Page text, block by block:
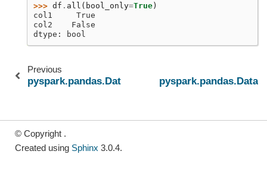
>>> df . all ( bool_only=True)
col1     True
col2    False
dtype: bool
Previous
pyspark.pandas.DataFrame.abs
© Copyright .
Created using Sphinx 3.0.4.